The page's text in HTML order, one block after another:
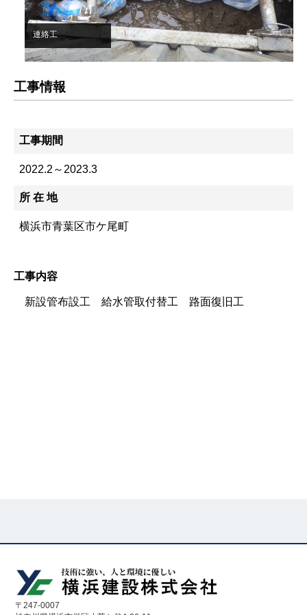
連絡工
工事情報
工事期間
2022.2～2023.3
所 在 地
横浜市青葉区市ケ尾町
工事内容
新設管布設工 給水管取付替工 路面復旧工
〒247-0007